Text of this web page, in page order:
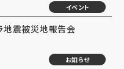
イベント
地震被災地報告会
お知らせ